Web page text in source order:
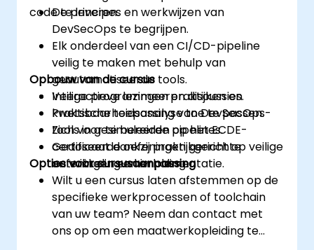
code te leveren.
De principes en werkwijzen van
DevSecOps te begrijpen.
Elk onderdeel van een CI/CD-pipeline
veilig te maken met behulp van
geautomatiseerde tools.
Veilige programmeerpraktijken en
kwetsbaarheidsanalyse toe te passen.
Zich voor te bereiden op het ECDE-
certificaat dankzij praktijkgerichte
oefeningen en herhaling.
Opbouw van de cursus
Interactieve lezingen en discussies.
Praktische toepassing van DevSecOps-
tools in gesimuleerde pipelines.
Gedoseerde oefeningen gericht op veilige
ontwikkeling en implementatie.
Opties voor cursusaanpassing
Wilt u een cursus laten afstemmen op de
specifieke werkprocessen of toolchain
van uw team? Neem dan contact met
ons op om een maatwerkopleiding te